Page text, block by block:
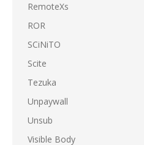
RemoteXs
ROR
SCiNiTO
Scite
Tezuka
Unpaywall
Unsub
Visible Body